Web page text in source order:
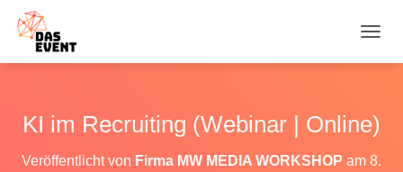
A
G
A
I
KI im Recruiting (Webinar | Online)
Veröffentlicht von Firma MW MEDIA WORKSHOP am 8.